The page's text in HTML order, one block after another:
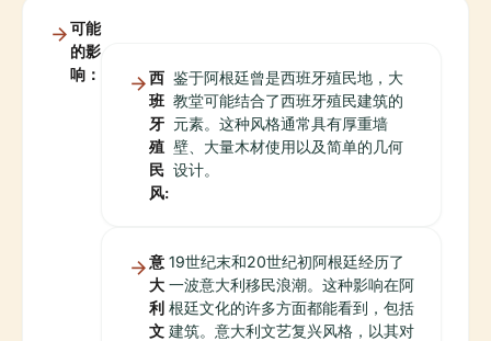
可能
的影
响：
西
班
牙
殖
民
风:
鉴于阿根廷曾是西班牙殖民地，大
教堂可能结合了西班牙殖民建筑的
元素。这种风格通常具有厚重墙
壁、大量木材使用以及简单的几何
设计。
意
大
利
文
19世纪末和20世纪初阿根廷经历了
一波意大利移民浪潮。这种影响在阿
根廷文化的许多方面都能看到，包括
建筑。意大利文艺复兴风格，以其对